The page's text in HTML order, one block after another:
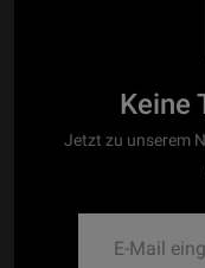
Keine
Jetzt zu unserem